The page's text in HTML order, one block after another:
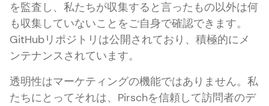
を監査し、私たちが収集すると言ったもの以外は何
も収集していないことをご自身で確認できます。
GitHubリポジトリは公開されており、積極的にメ
ンテナンスされています。
透明性はマーケティングの機能ではありません。私
たちにとってそれは、Pirschを信頼して訪問者のデ